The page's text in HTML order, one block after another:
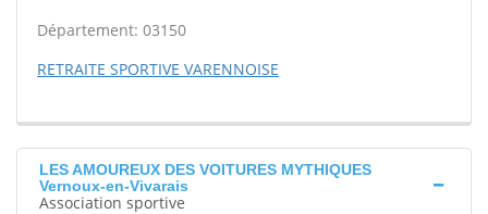
Département: 03150
RETRAITE SPORTIVE VARENNOISE
LES AMOUREUX DES VOITURES MYTHIQUES
Vernoux-en-Vivarais
Association sportive